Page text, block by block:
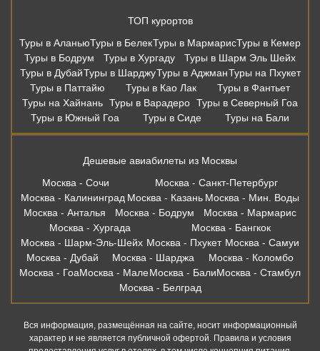
Дешевые авиабилеты из Москвы
Москва - Сочи
Москва - Санкт-Петербург
Москва - Калининград Москва - Казань Москва - Мин. Воды
Москва - Анталья
Москва - Бодрум
Москва - Мармарис
Москва - Хургада
Москва - Бангкок
Москва - Шарм-Эль-Шейх Москва - Пхукет Москва - Самуи
Москва - Дубай
Москва - Шарджа
Москва - Коломбо
Москва - ГоаМосква - МалеМосква - БалиМосква - Стамбул
Вся информация, размещённая на сайте, носит информационный
характер и не является публичной офертой. Правила и условия
предоставления услуг в отелях, в том числе концепция питания,
описанные на сайте, могут изменяться по решению администрации
отелей. Копирование материалов без письменного согласия
запрещено. Бронирование в офисе осуществляет: ООО «Правильный
Выбор» ИНН 6165191372, ОГРН 1146196111280 115054, г. Москва,
Зацепский Вал, 14 оф 208. Онлвйн бронирование осуществляет. Наш
партнер: ООО «Левел Тревел» ИНН 7716697924 ОГРН 1117746723808
121205, г. Москва, территория Инновационного центра «Сколково», ул.